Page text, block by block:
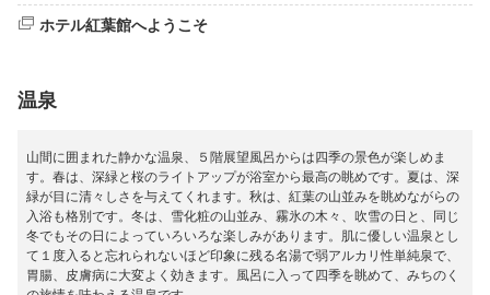
ホテル紅葉館へようこそ
温泉
山間に囲まれた静かな温泉、５階展望風呂からは四季の景色が楽しめま
す。春は、深緑と桜のライトアップが浴室から最高の眺めです。夏は、深
緑が目に清々しさを与えてくれます。秋は、紅葉の山並みを眺めながらの
入浴も格別です。冬は、雪化粧の山並み、霧氷の木々、吹雪の日と、同じ
冬でもその日によっていろいろな楽しみがあります。肌に優しい温泉とし
て１度入ると忘れられないほど印象に残る名湯で弱アルカリ性単純泉で、
胃腸、皮膚病に大変よく効きます。風呂に入って四季を眺めて、みちのく